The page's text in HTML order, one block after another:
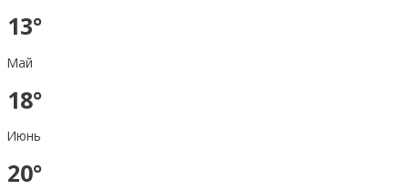
13°
Май
18°
Июнь
20°